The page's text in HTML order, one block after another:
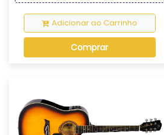
Adicionar ao Carrinho
Comprar